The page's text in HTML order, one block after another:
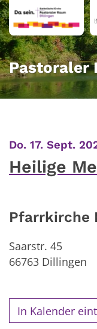
Zum Inhalt springen
Pastoraler
Do. 17. Sept.
Heilige
Pfarrkirche
Saarstr. 45
66763 Dillingen
In Kalender